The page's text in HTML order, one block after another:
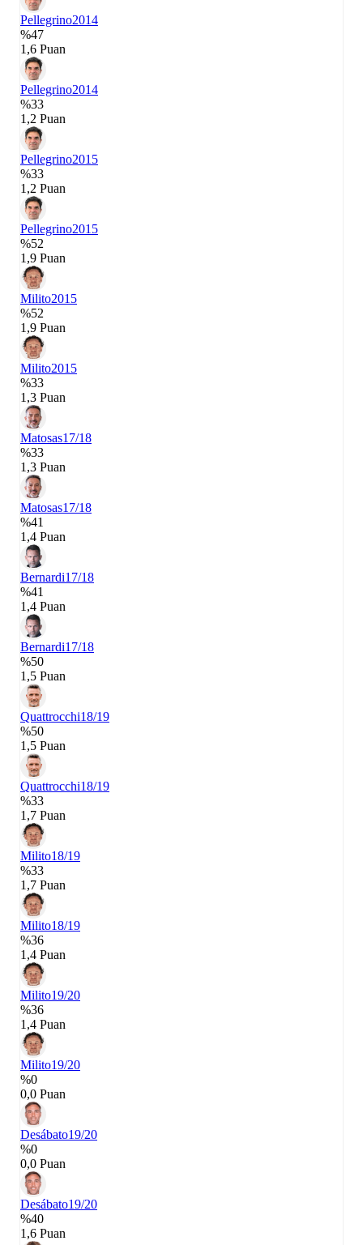
Pellegrino2014
%47
1,6 Puan
Pellegrino2014
%33
1,2 Puan
Pellegrino2015
%33
1,2 Puan
Pellegrino2015
%52
1,9 Puan
Milito2015
%52
1,9 Puan
Milito2015
%33
1,3 Puan
Matosas17/18
%33
1,3 Puan
Matosas17/18
%41
1,4 Puan
Bernardi17/18
%41
1,4 Puan
Bernardi17/18
%50
1,5 Puan
Quattrocchi18/19
%50
1,5 Puan
Quattrocchi18/19
%33
1,7 Puan
Milito18/19
%33
1,7 Puan
Milito18/19
%36
1,4 Puan
Milito19/20
%36
1,4 Puan
Milito19/20
%0
0,0 Puan
Desábato19/20
%0
0,0 Puan
Desábato19/20
%40
1,6 Puan